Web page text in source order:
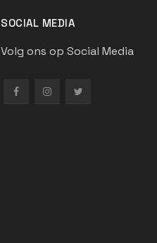
SOCIAL MEDIA
Volg ons op Social Media